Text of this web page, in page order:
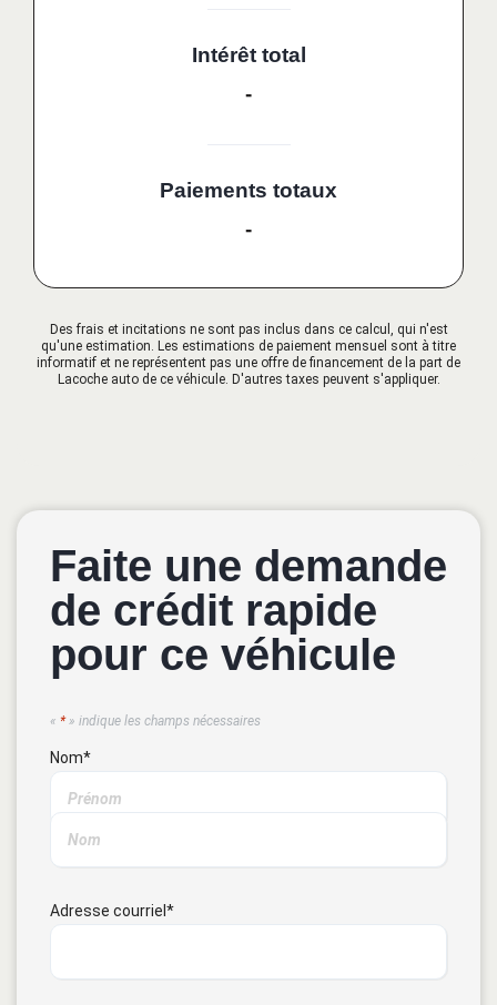
Intérêt total
-
Paiements totaux
-
Des frais et incitations ne sont pas inclus dans ce calcul, qui n'est
qu'une estimation. Les estimations de paiement mensuel sont à titre
informatif et ne représentent pas une offre de financement de la part de
Lacoche auto de ce véhicule. D'autres taxes peuvent s'appliquer.
Faite une demande
de crédit rapide
pour ce véhicule
« *» indique les champs nécessaires
Nom*
Adresse courriel *